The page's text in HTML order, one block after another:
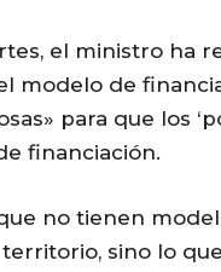
el ministro ha
modelo de
para que los
financiación.
no tienen
sino lo